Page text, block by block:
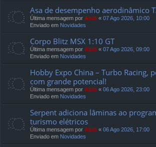
Asa de desempenho aerodinâmico
Última mensagem por Abib « 07 Ago 2026, 10:00
Enviado em Novidades
Corpo Blitz MSX 1:10 GT
Última mensagem por Abib « 07 Ago 2026, 09:00
Enviado em Novidades
Hobby Expo China – Turbo Racing,
com grande potencial!
Última mensagem por Abib « 06 Ago 2026, 23:00
Enviado em Novidades
Serpent adiciona lâminas ao
turismo elétricos
Última mensagem por Abib « 06 Ago 2026, 17:00
Enviado em Novidades